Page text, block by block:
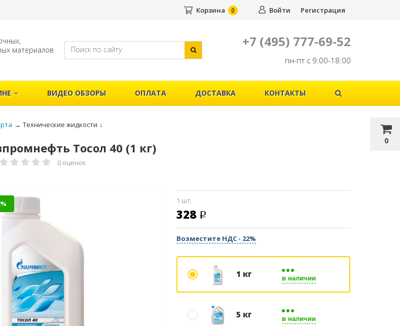
0
Войти Регистрация
Корзина 0
материалов
+7 (495) 777-69-52
пн-пт с 9:00-18:00
ВИДЕО ОБЗОРЫ ОПЛАТА ДОСТАВКА КОНТАКТЫ
→ Технические жидкости ↓
Тосол 40 (1 кг)
0 оценок
1 шт.
328
Возместите НДС - 22%
1 кг в наличии
5 кг в наличии